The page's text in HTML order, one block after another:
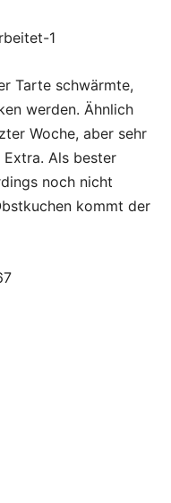
Tarte schwärmte,
werden. Ähnlich
Woche, aber sehr
Als bester
noch nicht
kommt der